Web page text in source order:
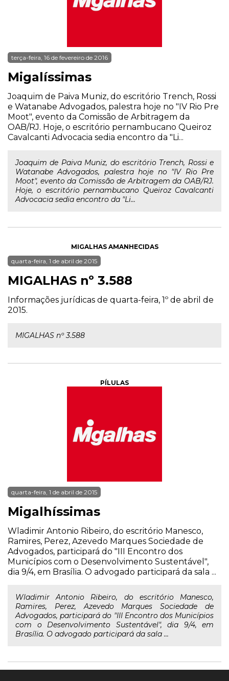
terça-feira, 16 de fevereiro de 2016
Migalíssimas
Joaquim de Paiva Muniz, do escritório Trench, Rossi
e Watanabe Advogados, palestra hoje no "IV Rio Pre
Moot", evento da Comissão de Arbitragem da
OAB/RJ. Hoje, o escritório pernambucano Queiroz
Cavalcanti Advocacia sedia encontro da "Li...
Joaquim de Paiva Muniz, do escritório Trench, Rossi e
Watanabe Advogados, palestra hoje no "IV Rio Pre
Moot", evento da Comissão de Arbitragem da OAB/RJ.
Hoje, o escritório pernambucano Queiroz Cavalcanti
Advocacia sedia encontro da "Li...
MIGALHAS AMANHECIDAS
quarta-feira, 1 de abril de 2015
MIGALHAS nº 3.588
Informações jurídicas de quarta-feira, 1º de abril de
2015.
MIGALHAS nº 3.588
PÍLULAS
quarta-feira, 1 de abril de 2015
Migalhíssimas
Wladimir Antonio Ribeiro, do escritório Manesco,
Ramires, Perez, Azevedo Marques Sociedade de
Advogados, participará do "III Encontro dos
Municípios com o Desenvolvimento Sustentável",
dia 9/4, em Brasília. O advogado participará da sala ...
Wladimir Antonio Ribeiro, do escritório Manesco,
Ramires, Perez, Azevedo Marques Sociedade de
Advogados, participará do "III Encontro dos Municípios
com o Desenvolvimento Sustentável", dia 9/4, em
Brasília. O advogado participará da sala ...